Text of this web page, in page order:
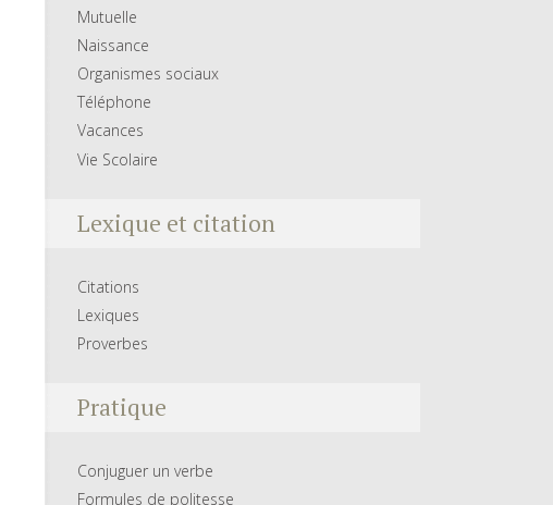
Mutuelle
Naissance
Organismes sociaux
Téléphone
Vacances
Vie Scolaire
Lexique et citation
Citations
Lexiques
Proverbes
Pratique
Conjuguer un verbe
Formules de politesse